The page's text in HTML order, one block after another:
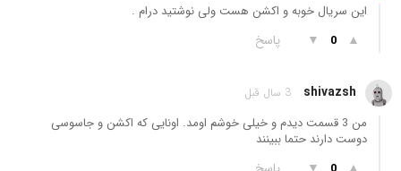
این سریال خوبه و اکشن هست ولی نوشتید درام .
▲
0
▼ پاسخ
shivazsh 3 سال قبل
من 3 قسمت دیدم و خیلی خوشم اومد. اونایی که اکشن و جاسوسی
دوست دارند حتما ببینند